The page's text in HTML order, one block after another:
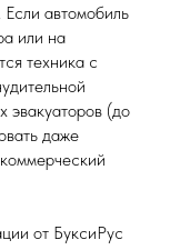
автомобиль
или на
техника с
эвакуаторов (до
даже
от БуксиРус